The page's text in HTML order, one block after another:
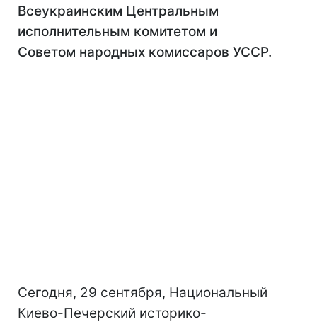
Всеукраинским Центральным
исполнительным комитетом и
Советом народных комиссаров УССР.
Сегодня, 29 сентября, Национальный
Киево-Печерский историко-